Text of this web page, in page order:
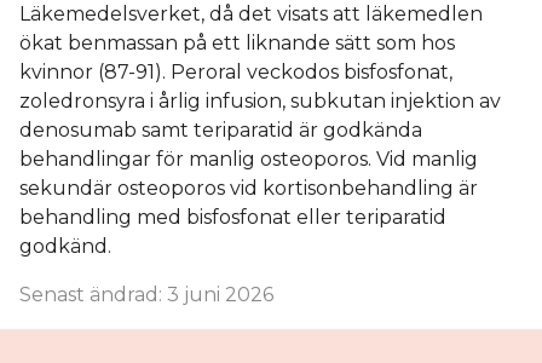
Läkemedelsverket, då det visats att läkemedlen
ökat benmassan på ett liknande sätt som hos
kvinnor (87-91). Peroral veckodos bisfosfonat,
zoledronsyra i årlig infusion, subkutan injektion av
denosumab samt teriparatid är godkända
behandlingar för manlig osteoporos. Vid manlig
sekundär osteoporos vid kortisonbehandling är
behandling med bisfosfonat eller teriparatid
godkänd.
Senast ändrad: 3 juni 2026